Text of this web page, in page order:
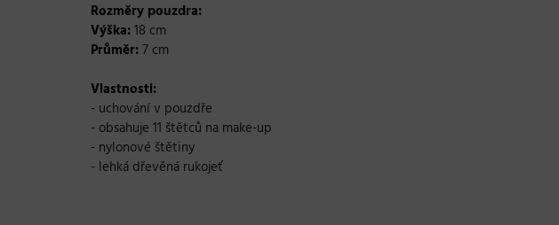
Rozměry pouzdra:
Výška:18 cm
Průměr:7 cm
Vlastnosti:
- uchování v pouzdře
- obsahuje 11 štětců na make-up
- nylonové štětiny
- lehká dřevěná rukojeť